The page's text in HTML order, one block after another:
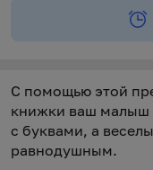
С помощью этой
книжки ваш малыш
с буквами, а
равнодушным.